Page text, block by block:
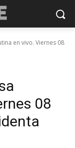
en vivo. Viernes 08
08